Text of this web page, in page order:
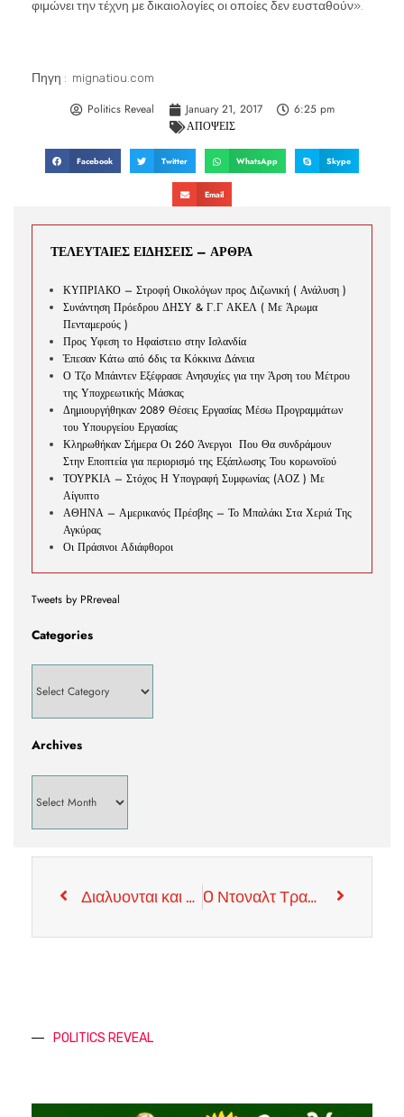
φιμώνει την τέχνη με δικαιολογίες οι οποίες δεν ευσταθούν».
Πηγη : mignatiou.com
Politics Reveal January 21, 2017
6:25 pm
ΑΠΟΨΕΙΣ
Facebook Twitter WhatsApp Skype
Email
ΤΕΛΕΥΤΑΙΕΣ ΕΙΔΗΣΕΙΣ – ΑΡΘΡΑ
ΚΥΠΡΙΑΚΟ – Στροφή Οικολόγων προς Διζωνική ( Ανάλυση )
Συνάντηση Πρόεδρου ΔΗΣΥ & Γ.Γ ΑΚΕΛ ( Με Άρωμα
Πενταμερούς )
Προς Υφεση το Ηφαίστειο στην Ισλανδία
Έπεσαν Κάτω από 6δις τα Κόκκινα Δάνεια
Ο Τζο Μπάιντεν Εξέφρασε Ανησυχίες για την Άρση του Μέτρου
της Υποχρεωτικής Μάσκας
Δημιουργήθηκαν 2089 Θέσεις Εργασίας Μέσω Προγραμμάτων
του Υπουργείου Εργασίας
Κληρωθήκαν Σήμερα Οι 260 Άνεργοι Που Θα συνδράμουν
Στην Εποπτεία για περιορισμό της Εξάπλωσης Του κορωνοϊού
ΤΟΥΡΚΙΑ – Στόχος Η Υπογραφή Συμφωνίας (ΑΟΖ ) Με
Αίγυπτο
ΑΘΗΝΑ – Αμερικανός Πρέσβης – Το Μπαλάκι Στα Χεριά Της
Αγκύρας
Οι Πράσινοι Αδιάφθοροι
Tweets by PRreveal
Categories
Archives
Διαλυονται και οι Τελευταιες Αμφιβολιες για Προθεση Λυσης απο Αγκυρα O Ντοναλτ Τραμπ έδωσε εντολή για άμεση αντικατάσταση όλων των πρεσβευτών των Ηνωμενων Πολιτειων σε ολες τις χωρες.
POLITICS REVEAL